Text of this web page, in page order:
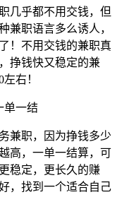
几乎都不用交钱，但
兼职语言多么诱人，
！不用交钱的兼职真
挣钱快又稳定的兼
右！
兼职，因为挣钱多少
高，一单一结算，可
稳定，更长久的赚
，找到一个适合自己